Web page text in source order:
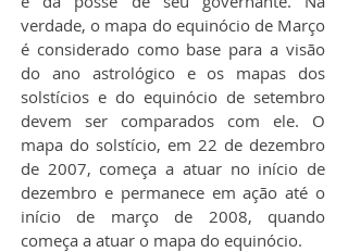
verdade, o mapa do equinócio de Março
é considerado como base para a visão
do ano astrológico e os mapas dos
solstícios e do equinócio de setembro
devem ser comparados com ele. O
mapa do solstício, em 22 de dezembro
de 2007, começa a atuar no início de
dezembro e permanece em ação até o
início de março de 2008, quando
começa a atuar o mapa do equinócio.